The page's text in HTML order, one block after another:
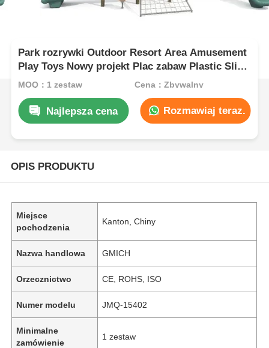
Park rozrywki Outdoor Resort Area Amusement
Play Toys Nowy projekt Plac zabaw Plastic Slide
Zestawy zabaw dla dzieci
MOQ：1 zestaw Cena：Zbywalny
Najlepsza cena Rozmawiaj teraz.
OPIS PRODUKTU
Miejsce
pochodzenia
Kanton, Chiny
Nazwa handlowa GMICH
Orzecznictwo CE, ROHS, ISO
Numer modelu JMQ-15402
Minimalne
zamówienie
1 zestaw